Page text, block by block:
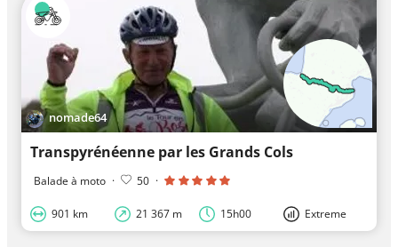
nomade64
Transpyrénéenne par les Grands Cols
Balade à moto · 50 ·
901 km 21 367 m 15h00 Extreme